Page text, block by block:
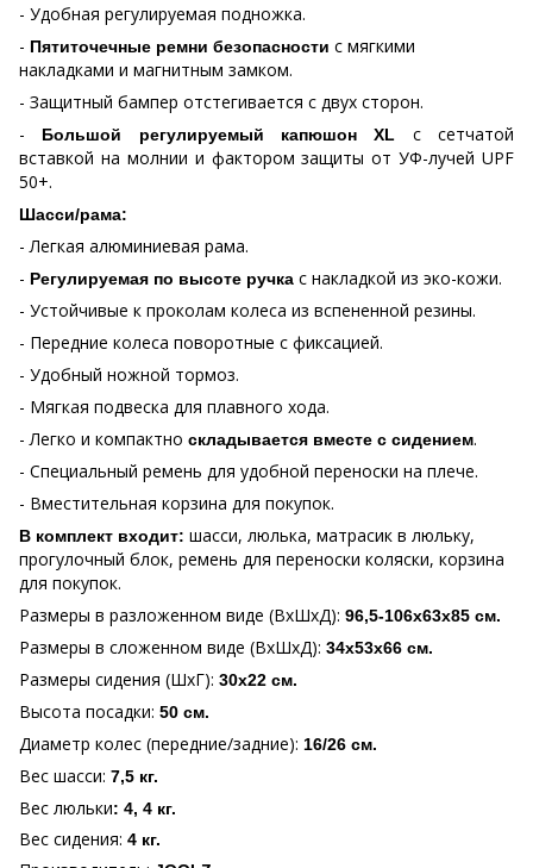
- Удобная регулируемая подножка.
- Пятиточечные ремни безопасности с мягкими
накладками и магнитным замком.
- Защитный бампер отстегивается с двух сторон.
-
Большой регулируемый капюшонXL
с сетчатой
вставкой на молнии и фактором защиты от УФ-лучей UPF
50+.
Шасси/рама:
- Легкая алюминиевая рама.
- Регулируемая по высоте ручка с накладкой из эко-кожи.
- Устойчивые к проколам колеса из вспененной резины.
- Передние колеса поворотные с фиксацией.
- Удобный ножной тормоз.
- Мягкая подвеска для плавного хода.
- Легко и компактно складывается вместе с сидением.
- Специальный ремень для удобной переноски на плече.
- Вместительная корзина для покупок.
В комплект входит: шасси, люлька, матрасик в люльку,
прогулочный блок, ремень для переноски коляски, корзина
для покупок.
Размеры в разложенном виде (ВхШхД): 96,5-106х63х85 см.
Размеры в сложенном виде (ВхШхД): 34х53х66 см.
Размеры сидения (ШхГ): 30х22 см.
Высота посадки: 50 см.
Диаметр колес (передние/задние): 16/26 см.
Вес шасси: 7,5 кг.
Вес люльки: 4, 4 кг.
Вес сидения: 4 кг.